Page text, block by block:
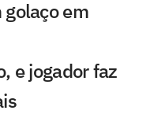
em
e jogador faz